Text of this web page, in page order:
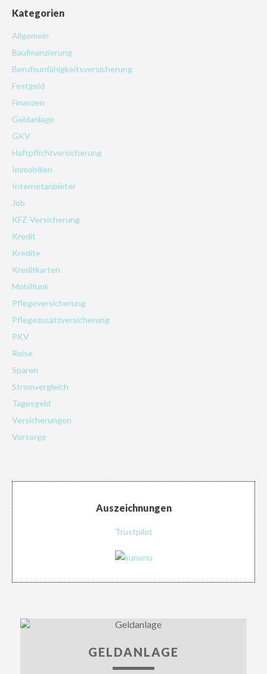
Kategorien
Allgemein
Baufinanzierung
Berufsunfähigkeitsversicherung
Festgeld
Finanzen
Geldanlage
GKV
Haftpflichtversicherung
Immobilien
Internetanbieter
Job
KFZ-Versicherung
Kredit
Kredite
Kreditkarten
Mobilfunk
Pflegeversicherung
Pflegezusatzversicherung
PKV
Reise
Sparen
Stromvergleich
Tagesgeld
Versicherungen
Vorsorge
Auszeichnungen
Trustpilot
GELDANLAGE